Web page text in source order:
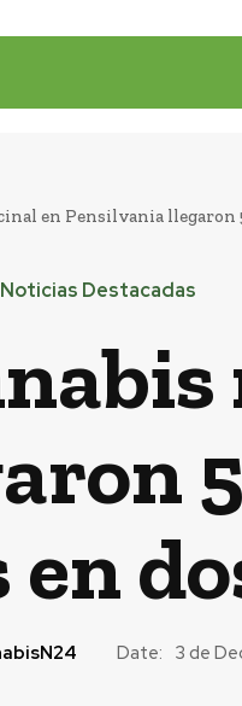
en Pensilvania llegaron
Noticias Destacadas
Date: 3 de